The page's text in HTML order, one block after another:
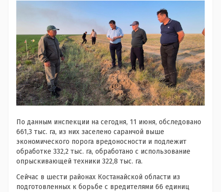
По данным инспекции на сегодня, 11 июня, обследовано
661,3 тыс. га, из них заселено саранчой выше
экономического порога вредоносности и подлежит
обработке 332,2 тыс. га, обработано с использование
опрыскивающей техники 322,8 тыс. га.
Сейчас в шести районах Костанайской области из
подготовленных к борьбе с вредителями 66 единиц